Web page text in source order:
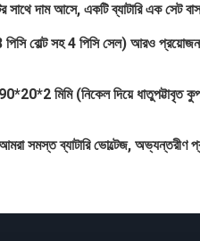
সাথে দাম আসে, একটি ব্যাটারি এক সেট
পিসি বোল্ট সহ 4 পিসি সেল) আরও
মিমি (নিকেল দিয়ে ধাতুপট্টাবৃত
সমস্ত ব্যাটারি ভোল্টেজ, অভ্যন্তরীণ